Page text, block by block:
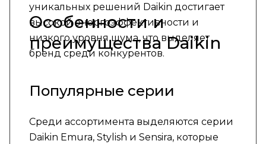
уникальных решений Daikin достигает
высокой энергоэффективности и
низкого уровня шума, что выделяет
бренд среди конкурентов.
Особенности и
преимущества Daikin
Популярные серии
Среди ассортимента выделяются серии
Daikin Emura, Stylish и Sensira, которые